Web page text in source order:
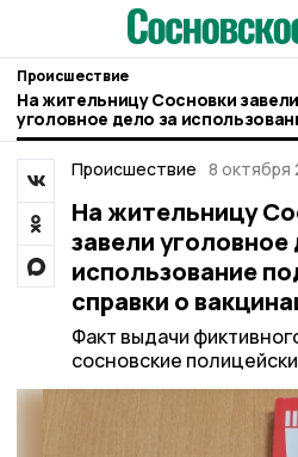
Происшествие
На жительницу Сосновки завели
уголовное дело за
поддельной справки о
Происшествие 8 октября
На жительницу
завели уголовное
использование
справки о
Факт выдачи
сосновские